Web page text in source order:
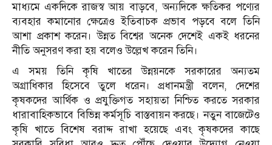
মাধ্যমে একদিকে রাজস্ব আয় বাড়বে, অন্যদিকে ক্ষতিকর পণ্যের
ব্যবহার কমানোর ক্ষেত্রেও ইতিবাচক প্রভাব পড়বে বলে তিনি
আশা প্রকাশ করেন। উন্নত বিশ্বের অনেক দেশেই একই ধরনের
নীতি অনুসরণ করা হয় বলেও উল্লেখ করেন তিনি।
এ সময় তিনি কৃষি খাতের উন্নয়নকে সরকারের অন্যতম
অগ্রাধিকার হিসেবে তুলে ধরেন। প্রধানমন্ত্রী বলেন, দেশের
কৃষকদের আর্থিক ও প্রযুক্তিগত সহায়তা নিশ্চিত করতে সরকার
ধারাবাহিকভাবে বিভিন্ন কর্মসূচি বাস্তবায়ন করছে। নতুন বাজেটেও
কৃষি খাতে বিশেষ বরাদ্দ রাখা হয়েছে এবং কৃষকদের কাছে